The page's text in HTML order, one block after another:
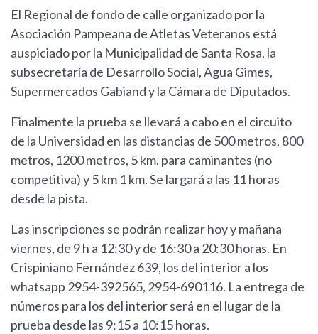
El Regional de fondo de calle organizado por la
Asociación Pampeana de Atletas Veteranos está
auspiciado por la Municipalidad de Santa Rosa, la
subsecretaría de Desarrollo Social, Agua Gimes,
Supermercados Gabiand y la Cámara de Diputados.
Finalmente la prueba se llevará a cabo en el circuito
de la Universidad en las distancias de 500 metros, 800
metros, 1200 metros, 5 km. para caminantes (no
competitiva) y 5 km 1 km. Se largará a las 11 horas
desde la pista.
Las inscripciones se podrán realizar hoy y mañana
viernes, de 9 h a 12:30 y de 16:30 a 20:30 horas. En
Crispiniano Fernández 639, los del interior a los
whatsapp 2954-392565, 2954-690116. La entrega de
números para los del interior será en el lugar de la
prueba desde las 9:15 a 10:15 horas.